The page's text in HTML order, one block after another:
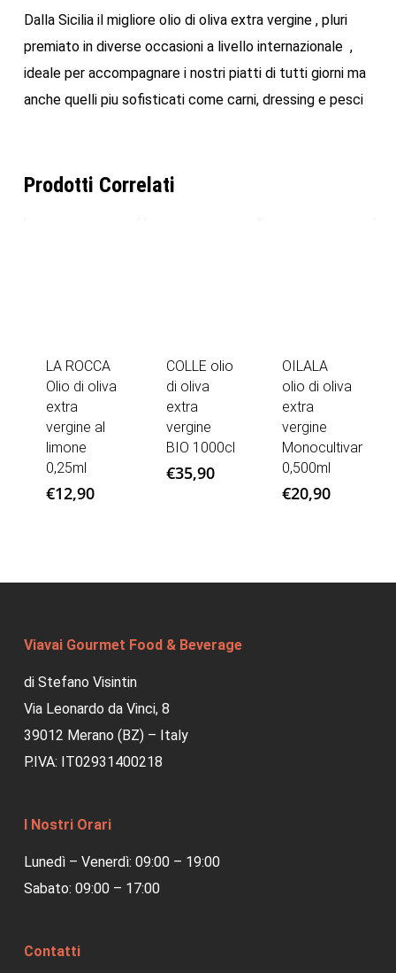
Dalla Sicilia il migliore olio di oliva extra vergine , pluri
premiato in diverse occasioni a livello internazionale ,
ideale per accompagnare i nostri piatti di tutti giorni ma
anche quelli piu sofisticati come carni, dressing e pesci
Prodotti Correlati
LA ROCCA
Olio di oliva
extra
vergine al
limone
0,25ml
€12,90
COLLE olio
di oliva
extra
vergine
BIO 1000cl
€35,90
OILALA
olio di oliva
extra
vergine
Monocultivar
0,500ml
€20,90
Viavai Gourmet Food & Beverage
di Stefano Visintin
Via Leonardo da Vinci, 8
39012 Merano (BZ) – Italy
P.IVA: IT02931400218
I Nostri Orari
Lunedì – Venerdì: 09:00 – 19:00
Sabato: 09:00 – 17:00
Contatti